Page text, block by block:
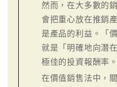
然而，在大多數的
會把重心放在推銷
是產品的利益。「
就是「明確地向潛
極佳的投資報酬率。
在價值銷售法中，